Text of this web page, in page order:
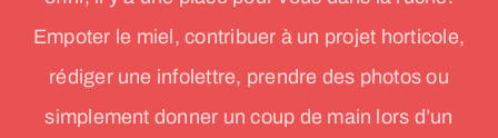
Empoter le miel, contribuer à un projet horticole,
rédiger une infolettre, prendre des photos ou
simplement donner un coup de main lors d’un